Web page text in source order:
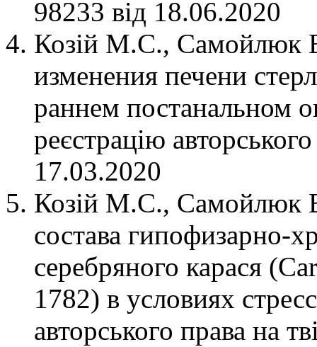
98233 від 18.06.2020
Козій М.С., Самойлюк
изменения печени
раннем постанальном
реєстрацію
17.03.2020
Козій М.С., Самойлюк
состава гипофизарно-
серебряного карася
1782) в условиях
авторського права на